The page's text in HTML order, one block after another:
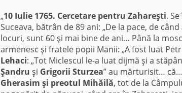
„10 Iulie 1765. Cercetare pentru Zahareşti.
Suceava, bătrân de 89 ani: „De la pace, de
locuri, sunt 60 şi mai bine de ani… Până la
armenesc şi fratele popii Manii: „A fost luat
Lehaci: „Tot Miclescul le-a luat dijmă şi a
Şandru şi Grigorii Sturzea” au mărturisit…
Gherasim şi preotul Mihăilă, tot de la